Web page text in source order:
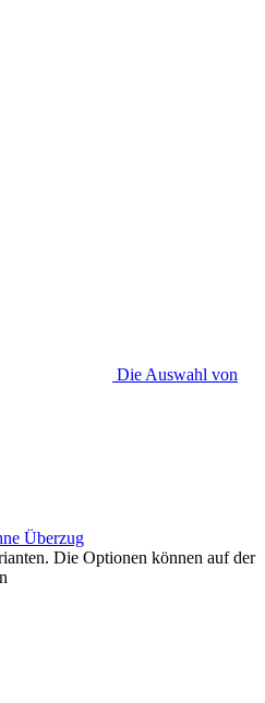
Die Auswahl von
Überzug
Die Optionen können auf der